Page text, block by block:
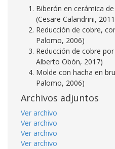
Biberón en cerámica
(Cesare Calandrini,
Reducción de cobre,
Palomo, 2006)
Reducción de cobre
Alberto Obón, 2017)
Molde con hacha en
Palomo, 2006)
Archivos adjuntos
Ver archivo
Ver archivo
Ver archivo
Ver archivo